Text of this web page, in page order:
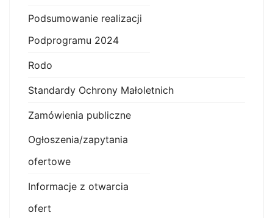
Podsumowanie realizacji
Podprogramu 2024
Rodo
Standardy Ochrony Małoletnich
Zamówienia publiczne
Ogłoszenia/zapytania
ofertowe
Informacje z otwarcia
ofert